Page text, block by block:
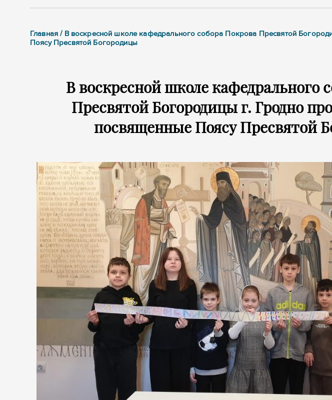
Главная / В воскресной школе кафедрального собора Покрова Пресвятой
Поясу Пресвятой Богородицы
В воскресной школе кафедрального
Пресвятой Богородицы г. Гродно
посвященные Поясу Пресвятой